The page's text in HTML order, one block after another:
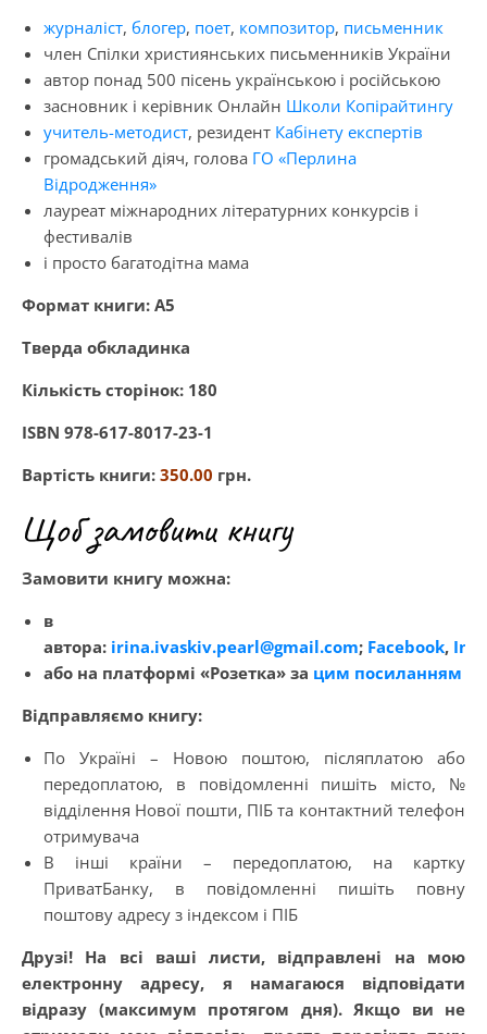
журналіст, блогер, поет, композитор, письменник
член Спілки християнських письменників України
автор понад 500 пісень українською і російською
засновник і керівник Онлайн Школи Копірайтингу
учитель-методист, резидент Кабінету експертів
громадський діяч, голова ГО «Перлина
Відродження»
лауреат міжнародних літературних конкурсів і
фестивалів
і просто багатодітна мама
Формат книги: А5
Тверда обкладинка
Кількість сторінок: 180
ISBN 978-617-8017-23-1
Вартість книги: 350.00 грн.
Щоб замовити книгу
Замовити книгу можна:
в
автора: irina.ivaskiv.pearl@gmail.com; Facebook,
або на платформі «Розетка» за цим посиланням
Відправляємо книгу:
По Україні – Новою поштою, післяплатою або
передоплатою, в повідомленні пишіть місто, №
відділення Нової пошти, ПІБ та контактний телефон
отримувача
В інші країни – передоплатою, на картку
ПриватБанку, в повідомленні пишіть повну
поштову адресу з індексом і ПІБ
Друзі! На всі ваші листи, відправлені на мою
електронну адресу, я намагаюся відповідати
відразу (максимум протягом дня). Якщо ви не